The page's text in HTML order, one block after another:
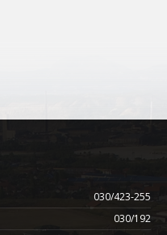
030/423-255
030/192